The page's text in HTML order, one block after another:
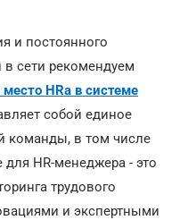
и постоянного
сети рекомендуем
место HRа в системе
собой единое
команды, в том числе
HR-менеджера - это
трудового
и экспертными